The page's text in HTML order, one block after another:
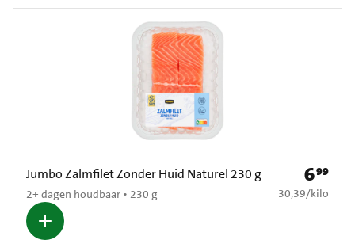
Jumbo Zalmfilet Zonder Huid Naturel 230 g
2+ dagen houdbaar • 230 g
Prijs: €
699
€ 30,39 per kilo
30,39/kilo